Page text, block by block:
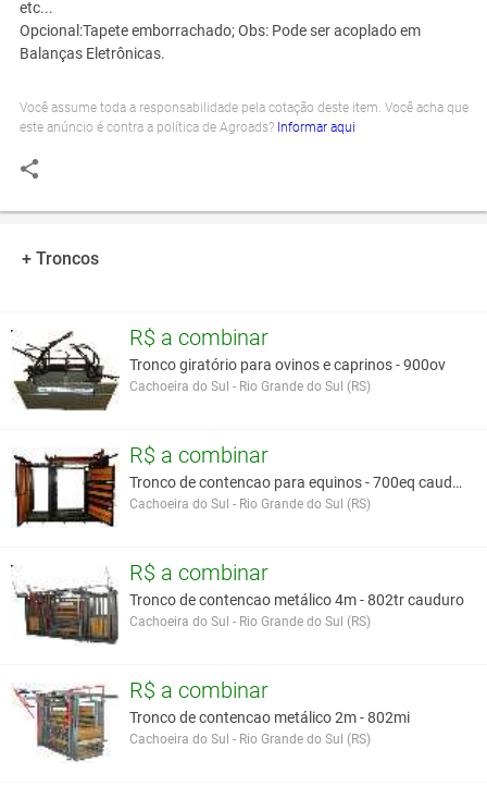
etc...
Opcional:Tapete emborrachado; Obs: Pode ser acoplado em
Balanças Eletrônicas.
Você assume toda a responsabilidade pela cotação deste item. Você acha que
este anúncio é contra a política de Agroads? Informar aqui
+ Troncos
R$ a combinar
Tronco giratório para ovinos e caprinos - 900ov
Cachoeira do Sul - Rio Grande do Sul (RS)
R$ a combinar
Tronco de contencao para equinos - 700eq cauduro
Cachoeira do Sul - Rio Grande do Sul (RS)
R$ a combinar
Tronco de contencao metálico 4m - 802tr cauduro
Cachoeira do Sul - Rio Grande do Sul (RS)
R$ a combinar
Tronco de contencao metálico 2m - 802mi
Cachoeira do Sul - Rio Grande do Sul (RS)